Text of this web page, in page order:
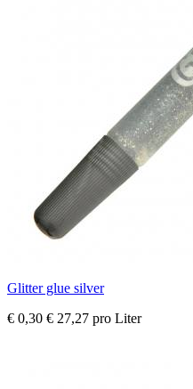
Glitter glue silver
€ 0,30 € 27,27 pro Liter